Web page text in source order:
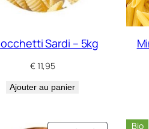
Sardi – 5kg
€11,95
Ajouter au panier
Bio